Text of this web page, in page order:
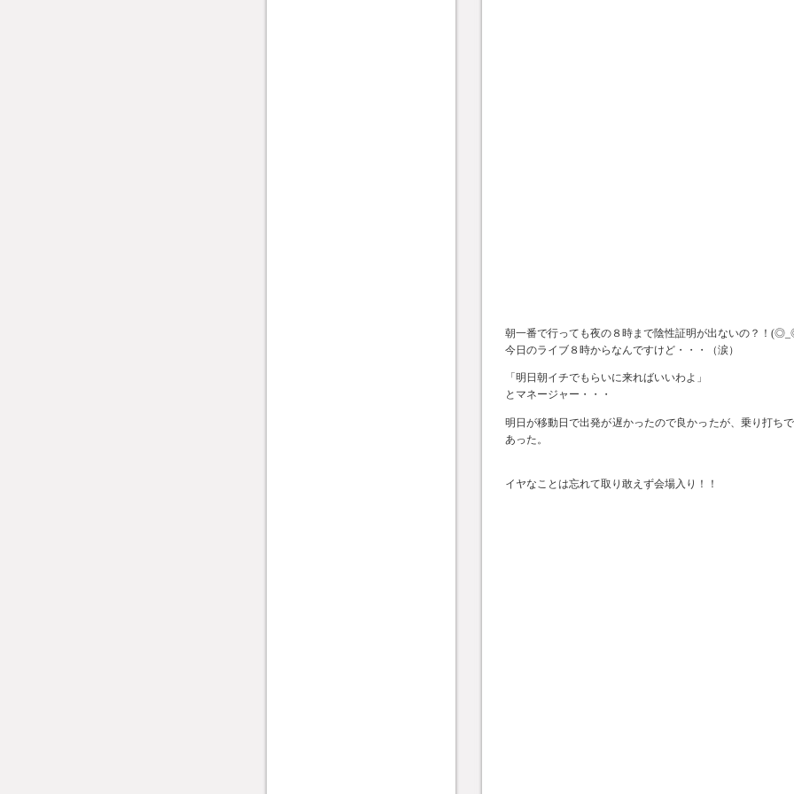
朝一番で行っても夜の８時まで陰性証明が出ないの？！
今日のライブ８時からなんですけど・・・（涙）
「明日朝イチでもらいに来ればいいわよ」
とマネージャー・・・
明日が移動日で出発が遅かったので良かったが、乗り打ち
あった。
イヤなことは忘れて取り敢えず会場入り！！